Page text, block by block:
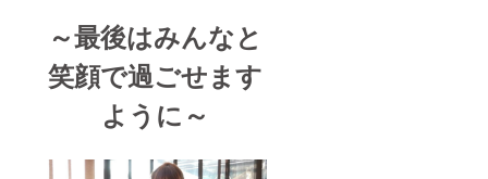
～最後はみんなと
笑顔で過ごせます
ように～